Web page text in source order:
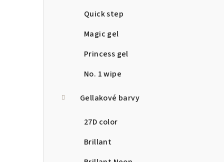
Quick step
Magic gel
Princess gel
No. 1 wipe
Gellakové barvy
27D color
Brillant